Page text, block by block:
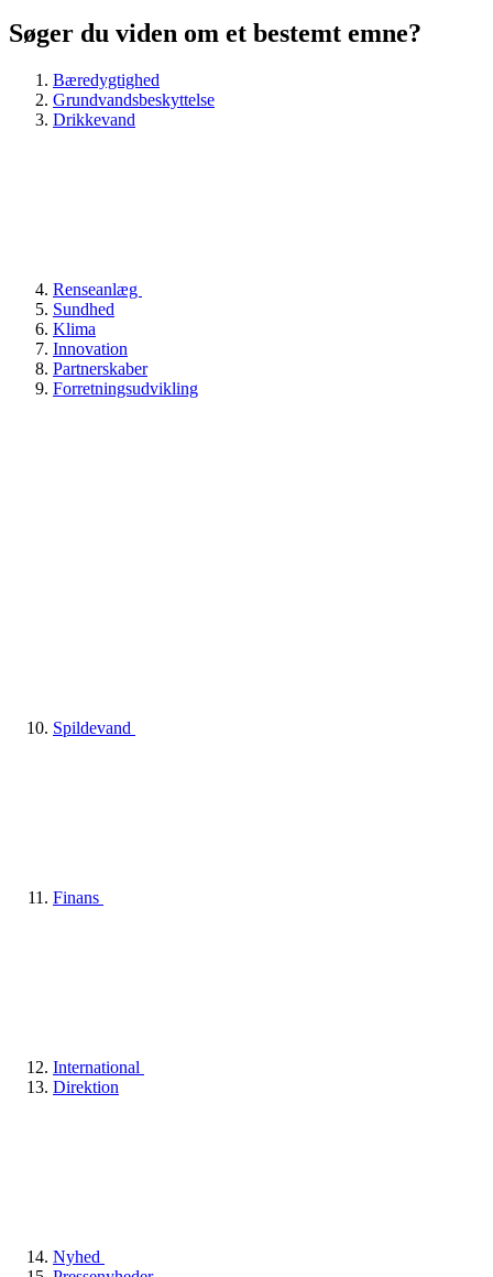
Søger du viden om et bestemt emne?
Bæredygtighed
Grundvandsbeskyttelse
Drikkevand
Renseanlæg
Sundhed
Klima
Innovation
Partnerskaber
Forretningsudvikling
Spildevand
Finans
International
Direktion
Nyhed